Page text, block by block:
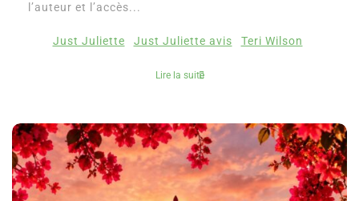
l’auteur et l’accès...
Just Juliette Just Juliette avis Teri Wilson
Lire la suite